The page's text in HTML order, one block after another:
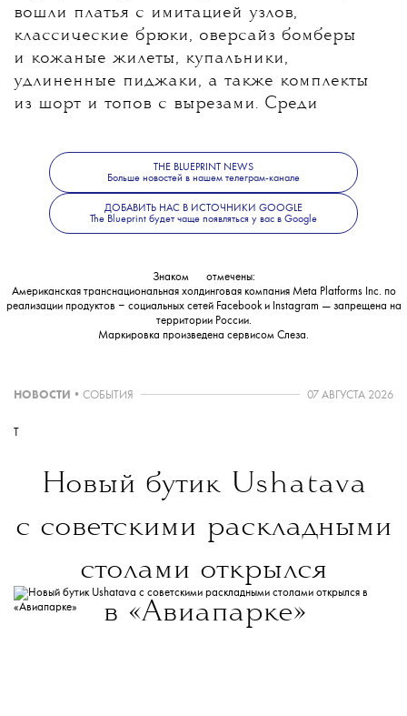
вошли платья с имитацией узлов,
классические брюки, оверсайз бомберы
и кожаные жилеты, купальники,
удлиненные пиджаки, а также комплекты
из шорт и топов с вырезами. Среди
полотенца, очки в белой оправе и микро-
сумки.
THE BLUEPRINT NEWS
Больше новостей в нашем телеграм-канале
ДОБАВИТЬ НАС В ИСТОЧНИКИ GOOGLE
The Blueprint будет чаще появляться у вас в Google
Знаком
отмечены:
Американская транснациональная холдинговая компания Meta Platforms Inc. по
реализации продуктов ‒ социальных сетей Facebook и Instagram — запрещена на
территории России.
Маркировка произведена сервисом Слеза.
НОВОСТИ • СОБЫТИЯ 07 АВГУСТА 2026
T
Новый бутик Ushatava
с советскими раскладными
столами открылся
в «Авиапарке»